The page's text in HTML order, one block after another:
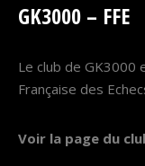
GK3000 – FFE
Le club de GK3000
Française des
Voir la page du